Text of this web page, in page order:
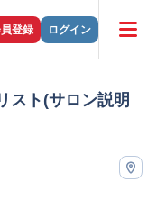
登録 ログイン
スト(サロン説明